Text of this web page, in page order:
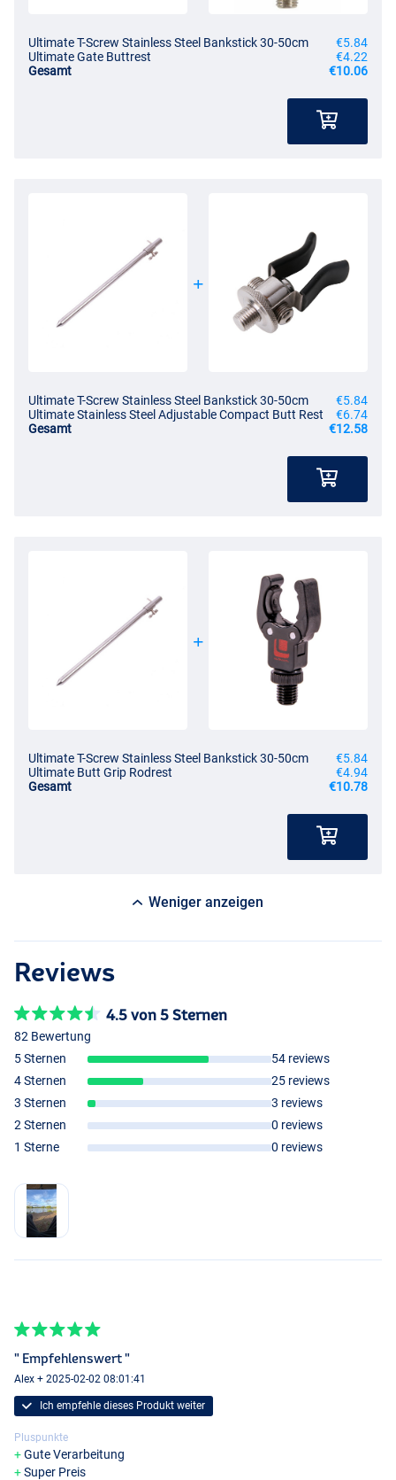
Ultimate T-Screw Stainless Steel Bankstick 30-50cm
€5.84
Ultimate Gate Buttrest
€4.22
Gesamt
€10.06
Ultimate T-Screw Stainless Steel Bankstick 30-50cm
€5.84
Ultimate Stainless Steel Adjustable Compact Butt Rest
€6.74
Gesamt
€12.58
Ultimate T-Screw Stainless Steel Bankstick 30-50cm
€5.84
Ultimate Butt Grip Rodrest
€4.94
Gesamt
€10.78
Weniger anzeigen
Reviews
4.5 von 5 Sternen
82 Bewertung
5 Sternen
54 reviews
4 Sternen
25 reviews
3 Sternen
3 reviews
2 Sternen
0 reviews
1 Sterne
0 reviews
" Empfehlenswert "
Alex + 2025-02-02 08:01:41
Ich empfehle dieses Produkt weiter
Pluspunkte
Gute Verarbeitung
Super Preis